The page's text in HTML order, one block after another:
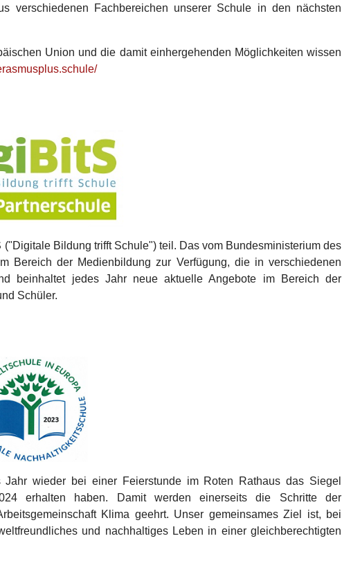
verschiedenen Fachbereichen unserer Schule in den nächsten
Union und die damit einhergehenden Möglichkeiten wissen
Bildung trifft Schule") teil. Das vom Bundesministerium des
Bereich der Medienbildung zur Verfügung, die in verschiedenen
beinhaltet jedes Jahr neue aktuelle Angebote im Bereich der
Schüler.
wieder bei einer Feierstunde im Roten Rathaus das Siegel
erhalten haben. Damit werden einerseits die Schritte der
Klima geehrt. Unser gemeinsames Ziel ist, bei
und nachhaltiges Leben in einer gleichberechtigten